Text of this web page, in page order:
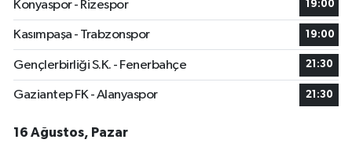
Konyaspor - Rizespor
19:00
Kasımpaşa - Trabzonspor 19:00
Gençlerbirliği S.K. - Fenerbahçe 21:30
Gaziantep FK - Alanyaspor 21:30
16 Ağustos, Pazar